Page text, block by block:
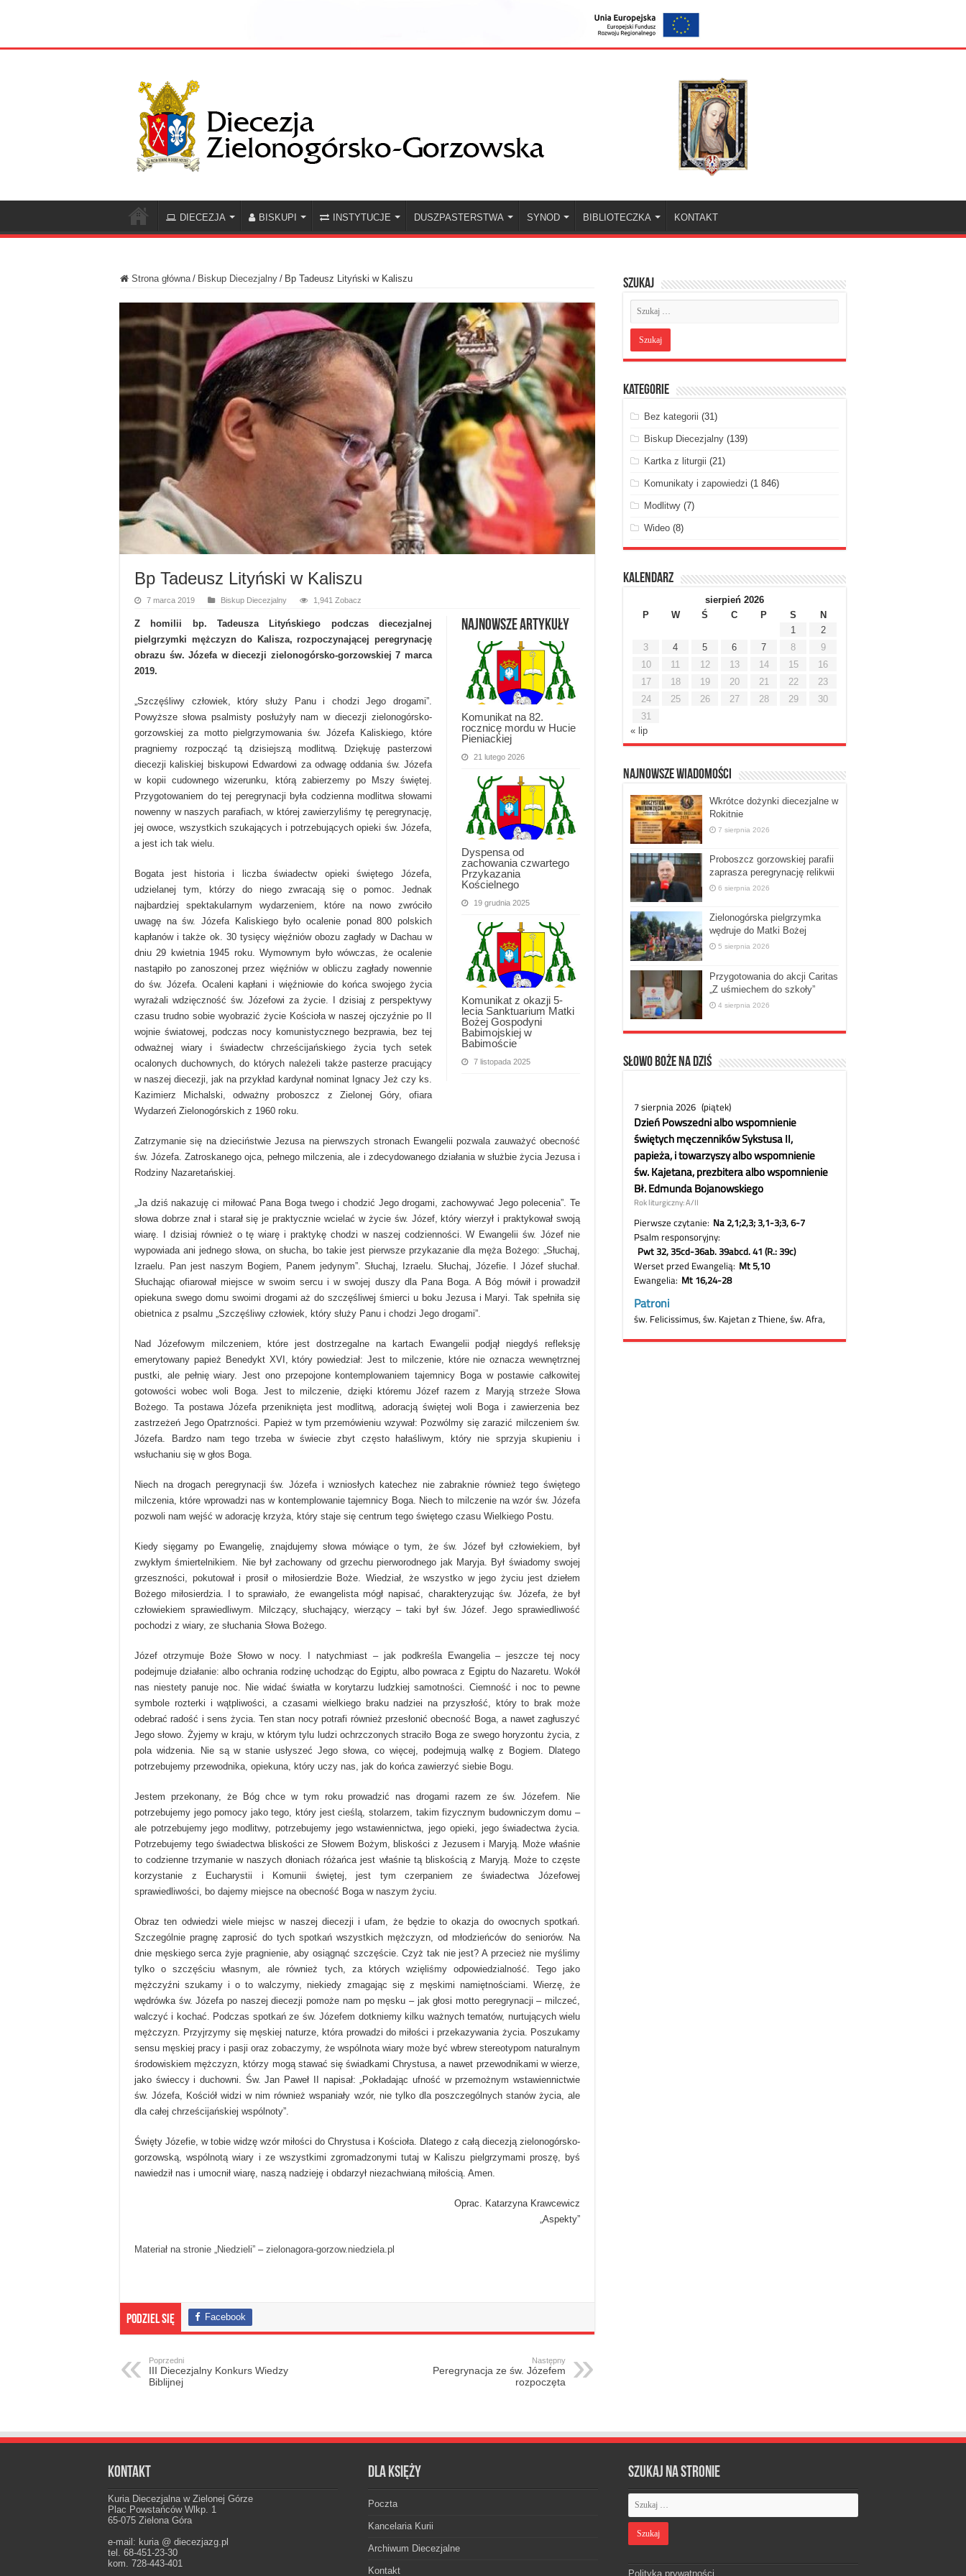
DIECEZJA BISKUPI INSTYTUCJE DUSZPASTERSTWA SYNOD BIBLIOTECZKA KONTAKT
Strona główna / Biskup Diecezjalny / Bp Tadeusz Lityński w Kaliszu
Bp Tadeusz Lityński w Kaliszu
7 marca 2019 Biskup Diecezjalny 1,941 Zobacz
Najnowsze artykuły
Komunikat na 82.
rocznicę mordu w Hucie
Pieniackiej
21 lutego 2026
Dyspensa od
zachowania czwartego
Przykazania
Kościelnego
19 grudnia 2025
Komunikat z okazji 5-
lecia Sanktuarium Matki
Bożej Gospodyni
Babimojskiej w
Babimoście
7 listopada 2025
Z homilii bp. Tadeusza Lityńskiego podczas diecezjalnej
pielgrzymki mężczyzn do Kalisza, rozpoczynającej peregrynację
obrazu św. Józefa w diecezji zielonogórsko-gorzowskiej 7 marca
2019.
„Szczęśliwy człowiek, który służy Panu i chodzi Jego drogami”.
Powyższe słowa psalmisty posłużyły nam w diecezji zielonogórsko-
gorzowskiej za motto pielgrzymowania św. Józefa Kaliskiego, które
pragniemy rozpocząć tą dzisiejszą modlitwą. Dziękuję pasterzowi
diecezji kaliskiej biskupowi Edwardowi za odwagę oddania św. Józefa
w kopii cudownego wizerunku, którą zabierzemy po Mszy świętej.
Przygotowaniem do tej peregrynacji była codzienna modlitwa słowami
nowenny w naszych parafiach, w której zawierzyliśmy tę peregrynację,
jej owoce, wszystkich szukających i potrzebujących opieki św. Józefa,
a jest ich tak wielu.
Bogata jest historia i liczba świadectw opieki świętego Józefa,
udzielanej tym, którzy do niego zwracają się o pomoc. Jednak
najbardziej spektakularnym wydarzeniem, które na nowo zwróciło
uwagę na św. Józefa Kaliskiego było ocalenie ponad 800 polskich
kapłanów i także ok. 30 tysięcy więźniów obozu zagłady w Dachau w
dniu 29 kwietnia 1945 roku. Wymownym było wówczas, że ocalenie
nastąpiło po zanoszonej przez więźniów w obliczu zagłady nowennie
do św. Józefa. Ocaleni kapłani i więźniowie do końca swojego życia
wyrażali wdzięczność św. Józefowi za życie. I dzisiaj z perspektywy
czasu trudno sobie wyobrazić życie Kościoła w naszej ojczyźnie po II
wojnie światowej, podczas nocy komunistycznego bezprawia, bez tej
odważnej wiary i świadectw chrześcijańskiego życia tych setek
ocalonych duchownych, do których należeli także pasterze pracujący
w naszej diecezji, jak na przykład kardynał nominat Ignacy Jeż czy ks.
Kazimierz Michalski, odważny proboszcz z Zielonej Góry, ofiara
Wydarzeń Zielonogórskich z 1960 roku.
Zatrzymanie się na dzieciństwie Jezusa na pierwszych stronach Ewangelii pozwala zauważyć obecność
św. Józefa. Zatroskanego ojca, pełnego milczenia, ale i zdecydowanego działania w służbie życia Jezusa i
Rodziny Nazaretańskiej.
„Ja dziś nakazuję ci miłować Pana Boga twego i chodzić Jego drogami, zachowywać Jego polecenia”. Te
słowa dobrze znał i starał się je praktycznie wcielać w życie św. Józef, który wierzył i praktykował swoją
wiarę. I dzisiaj również o tę wiarę i praktykę chodzi w naszej codzienności. W Ewangelii św. Józef nie
wypowiada ani jednego słowa, on słucha, bo takie jest pierwsze przykazanie dla męża Bożego: „Słuchaj,
Izraelu. Pan jest naszym Bogiem, Panem jedynym”. Słuchaj, Izraelu. Słuchaj, Józefie. I Józef słuchał.
Słuchając ofiarował miejsce w swoim sercu i w swojej duszy dla Pana Boga. A Bóg mówił i prowadził
opiekuna swego domu swoimi drogami aż do szczęśliwej śmierci u boku Jezusa i Maryi. Tak spełniła się
obietnica z psalmu „Szczęśliwy człowiek, który służy Panu i chodzi Jego drogami”.
Nad Józefowym milczeniem, które jest dostrzegalne na kartach Ewangelii podjął niegdyś refleksję
emerytowany papież Benedykt XVI, który powiedział: Jest to milczenie, które nie oznacza wewnętrznej
pustki, ale pełnię wiary. Jest ono przepojone kontemplowaniem tajemnicy Boga w postawie całkowitej
gotowości wobec woli Boga. Jest to milczenie, dzięki któremu Józef razem z Maryją strzeże Słowa
Bożego. Ta postawa Józefa przeniknięta jest modlitwą, adoracją świętej woli Boga i zawierzenia bez
zastrzeżeń Jego Opatrzności. Papież w tym przemówieniu wzywał: Pozwólmy się zarazić milczeniem św.
Józefa. Bardzo nam tego trzeba w świecie zbyt często hałaśliwym, który nie sprzyja skupieniu i
wsłuchaniu się w głos Boga.
Niech na drogach peregrynacji św. Józefa i wzniosłych katechez nie zabraknie również tego świętego
milczenia, które wprowadzi nas w kontemplowanie tajemnicy Boga. Niech to milczenie na wzór św. Józefa
pozwoli nam wejść w adorację krzyża, który staje się centrum tego świętego czasu Wielkiego Postu.
Kiedy sięgamy po Ewangelię, znajdujemy słowa mówiące o tym, że św. Józef był człowiekiem, był
zwykłym śmiertelnikiem. Nie był zachowany od grzechu pierworodnego jak Maryja. Był świadomy swojej
grzeszności, pokutował i prosił o miłosierdzie Boże. Wiedział, że wszystko w jego życiu jest dziełem
Bożego miłosierdzia. I to sprawiało, że ewangelista mógł napisać, charakteryzując św. Józefa, że był
człowiekiem sprawiedliwym. Milczący, słuchający, wierzący – taki był św. Józef. Jego sprawiedliwość
pochodzi z wiary, ze słuchania Słowa Bożego.
Józef otrzymuje Boże Słowo w nocy. I natychmiast – jak podkreśla Ewangelia – jeszcze tej nocy
podejmuje działanie: albo ochrania rodzinę uchodząc do Egiptu, albo powraca z Egiptu do Nazaretu. Wokół
nas niestety panuje noc. Nie widać światła w korytarzu ludzkiej samotności. Ciemność i noc to pewne
symbole rozterki i wątpliwości, a czasami wielkiego braku nadziei na przyszłość, który to brak może
odebrać radość i sens życia. Ten stan nocy potrafi również przesłonić obecność Boga, a nawet zagłuszyć
Jego słowo. Żyjemy w kraju, w którym tylu ludzi ochrzczonych straciło Boga ze swego horyzontu życia, z
pola widzenia. Nie są w stanie usłyszeć Jego słowa, co więcej, podejmują walkę z Bogiem. Dlatego
potrzebujemy przewodnika, opiekuna, który uczy nas, jak do końca zawierzyć siebie Bogu.
Jestem przekonany, że Bóg chce w tym roku prowadzić nas drogami razem ze św. Józefem. Nie
potrzebujemy jego pomocy jako tego, który jest cieślą, stolarzem, takim fizycznym budowniczym domu –
ale potrzebujemy jego modlitwy, potrzebujemy jego wstawiennictwa, jego opieki, jego świadectwa życia.
Potrzebujemy tego świadectwa bliskości ze Słowem Bożym, bliskości z Jezusem i Maryją. Może właśnie
to codzienne trzymanie w naszych dłoniach różańca jest właśnie tą bliskością z Maryją. Może to częste
korzystanie z Eucharystii i Komunii świętej, jest tym czerpaniem ze świadectwa Józefowej
sprawiedliwości, bo dajemy miejsce na obecność Boga w naszym życiu.
Obraz ten odwiedzi wiele miejsc w naszej diecezji i ufam, że będzie to okazja do owocnych spotkań.
Szczególnie pragnę zaprosić do tych spotkań wszystkich mężczyzn, od młodzieńców do seniorów. Na
dnie męskiego serca żyje pragnienie, aby osiągnąć szczęście. Czyż tak nie jest? A przecież nie myślimy
tylko o szczęściu własnym, ale również tych, za których wzięliśmy odpowiedzialność. Tego jako
mężczyźni szukamy i o to walczymy, niekiedy zmagając się z męskimi namiętnościami. Wierzę, że
wędrówka św. Józefa po naszej diecezji pomoże nam po męsku – jak głosi motto peregrynacji – milczeć,
walczyć i kochać. Podczas spotkań ze św. Józefem dotkniemy kilku ważnych tematów, nurtujących wielu
mężczyzn. Przyjrzymy się męskiej naturze, która prowadzi do miłości i przekazywania życia. Poszukamy
sensu męskiej pracy i pasji oraz zobaczymy, że wspólnota wiary może być wbrew stereotypom naturalnym
środowiskiem mężczyzn, którzy mogą stawać się świadkami Chrystusa, a nawet przewodnikami w wierze,
jako świeccy i duchowni. Św. Jan Paweł II napisał: „Pokładając ufność w przemożnym wstawiennictwie
św. Józefa, Kościół widzi w nim również wspaniały wzór, nie tylko dla poszczególnych stanów życia, ale
dla całej chrześcijańskiej wspólnoty”.
Święty Józefie, w tobie widzę wzór miłości do Chrystusa i Kościoła. Dlatego z całą diecezją zielonogórsko-
gorzowską, wspólnotą wiary i ze wszystkimi zgromadzonymi tutaj w Kaliszu pielgrzymami proszę, byś
nawiedził nas i umocnił wiarę, naszą nadzieję i obdarzył niezachwianą miłością. Amen.
Oprac. Katarzyna Krawcewicz
„Aspekty”
Materiał na stronie „Niedzieli” – zielonagora-gorzow.niedziela.pl
Podziel się Facebook
Poprzedni
III Diecezjalny Konkurs Wiedzy
Biblijnej
Następny
Peregrynacja ze św. Józefem
rozpoczęta
Szukaj
Kategorie
Bez kategorii (31)
Biskup Diecezjalny(139)
Kartka z liturgii (21)
Komunikaty i zapowiedzi (1 846)
Modlitwy(7)
Wideo(8)
Kalendarz
sierpień 2026
P
W Ś C P S
N
1
2
3
4 5 6 7 8
9
10
11 12 13 14 15
16
17
18 19 20 21 22
23
24
25 26 27 28 29
30
31
« lip
Najnowsze Wiadomości
Wkrótce dożynki diecezjalne w
Rokitnie
7 sierpnia 2026
Proboszcz gorzowskiej parafii
zaprasza peregrynację relikwii
6 sierpnia 2026
Zielonogórska pielgrzymka
wędruje do Matki Bożej
5 sierpnia 2026
Przygotowania do akcji Caritas
„Z uśmiechem do szkoły”
4 sierpnia 2026
Słowo Boże na dziś
Kontakt
Kuria Diecezjalna w Zielonej Górze
Plac Powstańców Wlkp. 1
65-075 Zielona Góra
e-mail: kuria @ diecezjazg.pl
tel. 68-451-23-30
kom. 728-443-401
Dla księży
Poczta
Kancelaria Kurii
Archiwum Diecezjalne
Kontakt
Szukaj na stronie
Polityka prywatności